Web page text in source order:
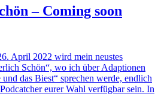
– Coming soon
April 2022 wird mein neustes
Schön“, wo ich über Adaptionen
das Biest“ sprechen werde, endlich
eurer Wahl verfügbar sein. In